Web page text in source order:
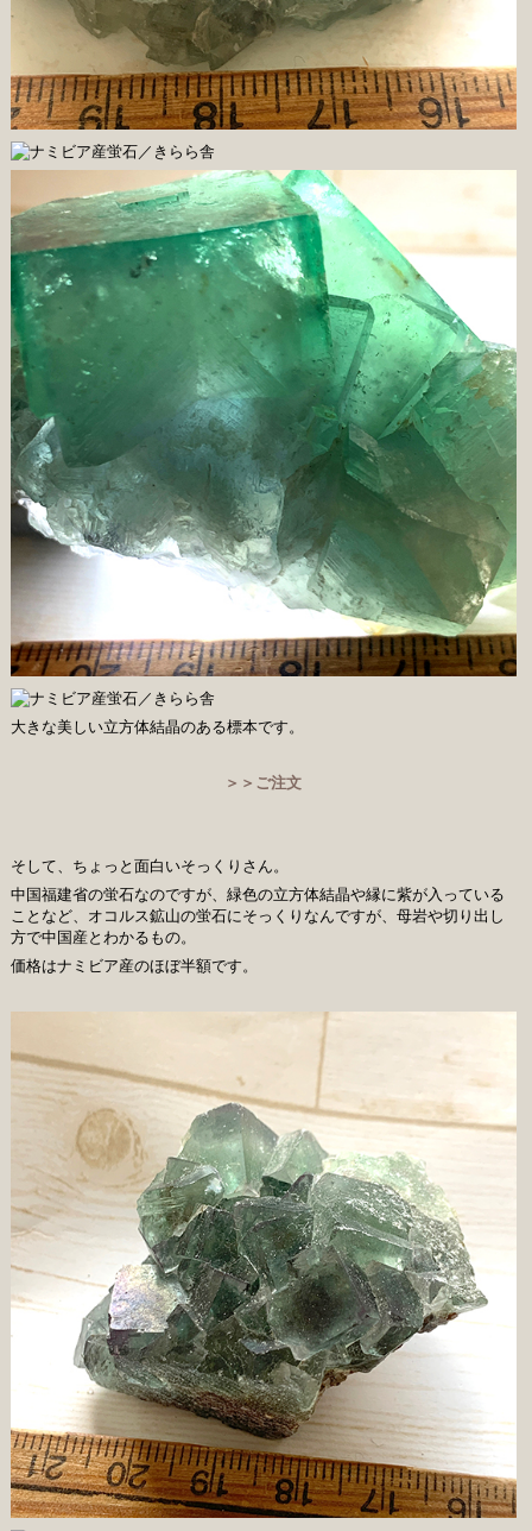
大きな美しい立方体結晶のある標本です。
＞＞ご注文
そして、ちょっと面白いそっくりさん。
中国福建省の蛍石なのですが、緑色の立方体結晶や縁に紫が入っている
ことなど、オコルス鉱山の蛍石にそっくりなんですが、母岩や切り出し
方で中国産とわかるもの。
価格はナミビア産のほぼ半額です。